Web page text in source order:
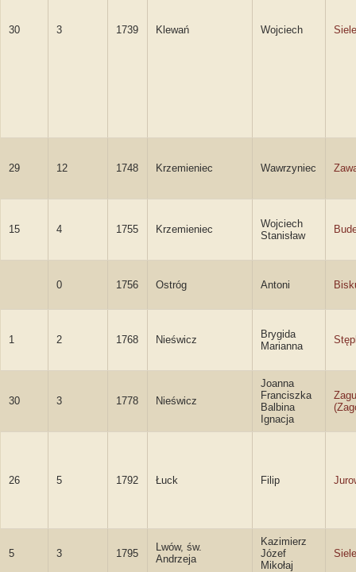
30 3 1739 Klewań Wojciech
29 12 1748 Krzemieniec Wawrzyniec
15 4 1755 Krzemieniec
Wojciech
Stanisław
0 1756 Ostróg Antoni
1 2 1768 Nieświcz
Brygida
Marianna
30 3 1778 Nieświcz
Joanna
Franciszka
Balbina
Ignacja
26 5 1792 Łuck Filip
5 3 1795
Lwów, św.
Andrzeja
Kazimierz
Józef
Mikołaj